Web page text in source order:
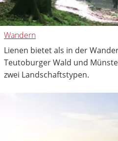
Wandern
Lienen bietet als in der
Teutoburger Wald und
zwei Landschaftstypen.